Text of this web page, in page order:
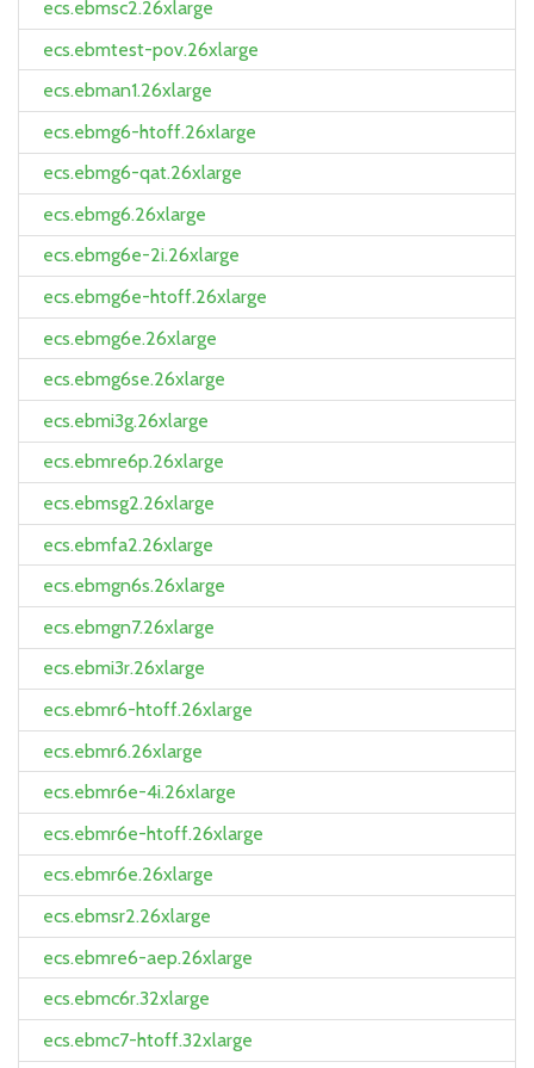
ecs.ebmsc2.26xlarge
ecs.ebmtest-pov.26xlarge
ecs.ebman1.26xlarge
ecs.ebmg6-htoff.26xlarge
ecs.ebmg6-qat.26xlarge
ecs.ebmg6.26xlarge
ecs.ebmg6e-2i.26xlarge
ecs.ebmg6e-htoff.26xlarge
ecs.ebmg6e.26xlarge
ecs.ebmg6se.26xlarge
ecs.ebmi3g.26xlarge
ecs.ebmre6p.26xlarge
ecs.ebmsg2.26xlarge
ecs.ebmfa2.26xlarge
ecs.ebmgn6s.26xlarge
ecs.ebmgn7.26xlarge
ecs.ebmi3r.26xlarge
ecs.ebmr6-htoff.26xlarge
ecs.ebmr6.26xlarge
ecs.ebmr6e-4i.26xlarge
ecs.ebmr6e-htoff.26xlarge
ecs.ebmr6e.26xlarge
ecs.ebmsr2.26xlarge
ecs.ebmre6-aep.26xlarge
ecs.ebmc6r.32xlarge
ecs.ebmc7-htoff.32xlarge